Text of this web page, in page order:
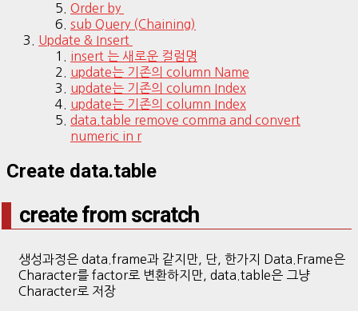
Order by
sub Query (Chaining)
Update & Insert
insert 는 새로운 컬럼명
update는 기존의 column Name
update는 기존의 column Index
update는 기존의 column Index
data.table remove comma and convert
numeric in r
Create data.table
create from scratch
생성과정은 data.frame과 같지만, 단, 한가지 Data.Frame은
Character를 factor로 변환하지만, data.table은 그냥
Character로 저장